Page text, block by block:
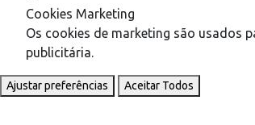
Cookies Marketing
Os cookies de marketing são usados
publicitária.
Ajustar preferências Aceitar Todos